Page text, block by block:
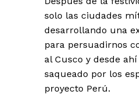
solo las ciudades
desarrollando una
para persuadirnos
al Cusco y desde
saqueado por los
proyecto Perú.